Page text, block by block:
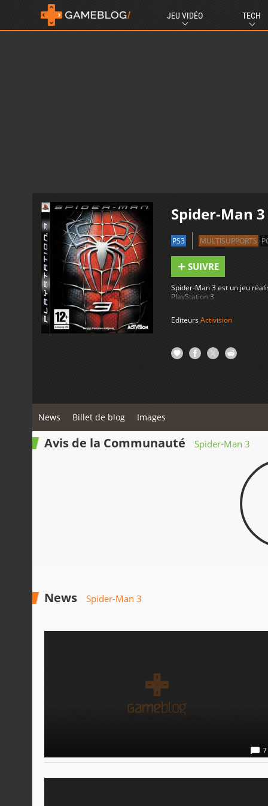
JEU VIDÉO TECH
Spider-Man 3
PS3 MULTISUPPORTS
SUIVRE
Spider-Man 3 est un jeu
PlayStation 3
EditeursActivision
News Billet de blog Images
Avis de la Communauté Spider-Man 3
News Spider-Man 3
7